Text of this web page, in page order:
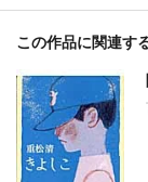
この作品に関連す